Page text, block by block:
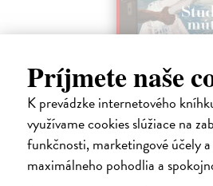
Príjmete naše
K prevádzke internetového
využívame cookies slúžiace na
funkčnosti, marketingové účely a
maximálneho pohodlia a
Studne mútne
Getting Peter | Kniha
Sú ikonickými postavami našej kultúry.
pomenovali po nich ulice, majú svoje